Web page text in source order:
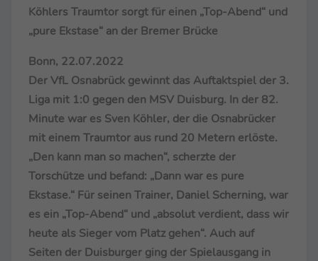
Köhlers Traumtor sorgt für einen „Top-Abend“ und
„pure Ekstase“ an der Bremer Brücke
Bonn, 22.07.2022
Der VfL Osnabrück gewinnt das Auftaktspiel der 3.
Liga mit 1:0 gegen den MSV Duisburg. In der 82.
Minute war es Sven Köhler, der die Osnabrücker
mit einem Traumtor aus rund 20 Metern erlöste.
„Den kann man so machen“, scherzte der
Torschütze und befand: „Dann war es pure
Ekstase.“ Für seinen Trainer, Daniel Scherning, war
es ein „Top-Abend“ und „absolut verdient, dass wir
heute als Sieger vom Platz gehen“. Auch auf
Seiten der Duisburger ging der Spielausgang in